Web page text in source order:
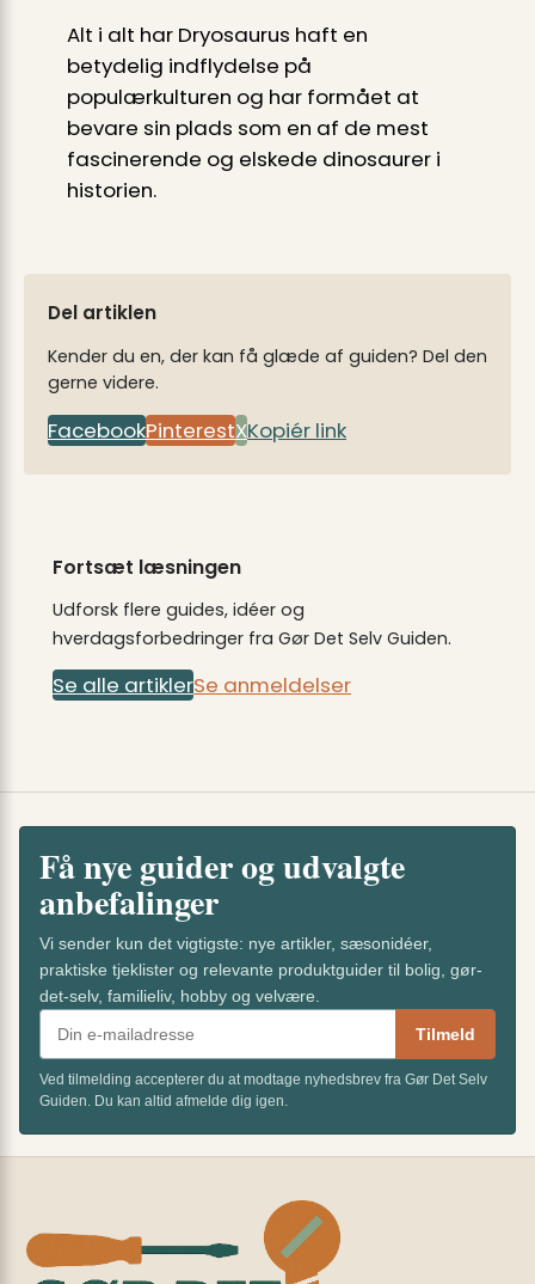
Alt i alt har Dryosaurus haft en
betydelig indflydelse på
populærkulturen og har formået at
bevare sin plads som en af de mest
fascinerende og elskede dinosaurer i
historien.
Del artiklen
Kender du en, der kan få glæde af guiden? Del den
gerne videre.
FacebookPinterestXKopiér link
Fortsæt læsningen
Udforsk flere guides, idéer og
hverdagsforbedringer fra Gør Det Selv Guiden.
Se alle artiklerSe anmeldelser
Få nye guider og udvalgte
anbefalinger
Vi sender kun det vigtigste: nye artikler, sæsonidéer,
praktiske tjeklister og relevante produktguider til bolig, gør-
det-selv, familieliv, hobby og velvære.
Tilmeld
Ved tilmelding accepterer du at modtage nyhedsbrev fra Gør Det Selv
Guiden. Du kan altid afmelde dig igen.